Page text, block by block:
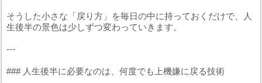
そうした小さな「戻り方」を毎日の中に持っておくだけで、人
生後半の景色は少しずつ変わっていきます。
---
### 人生後半に必要なのは、何度でも上機嫌に戻る技術